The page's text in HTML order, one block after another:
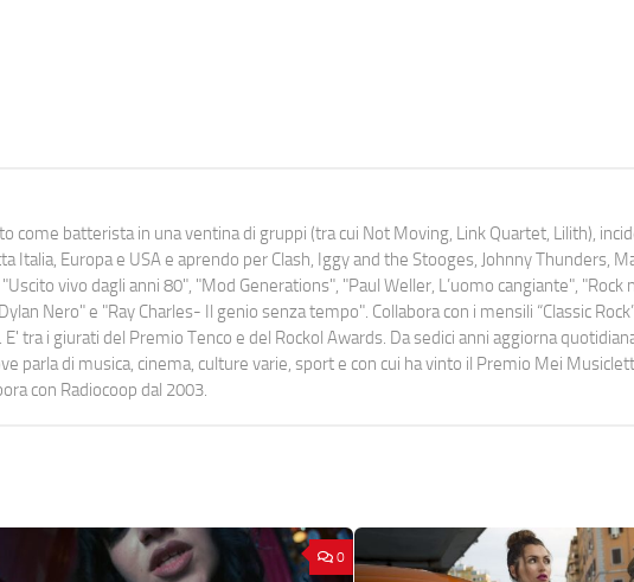
come batterista in una ventina di gruppi (tra cui Not Moving, Link Quartet, Lilith),
Italia, Europa e USA e aprendo per Clash, Iggy and the Stooges, Johnny Thunders,
vivo dagli anni 80", "Mod Generations", "Paul Weller, L’uomo cangiante", "Rock
Nero" e "Ray Charles- Il genio senza tempo". Collabora con i mensili “Classic
E' tra i giurati del Premio Tenco e del Rockol Awards. Da sedici anni aggiorna
parla di musica, cinema, culture varie, sport e con cui ha vinto il Premio Mei
con Radiocoop dal 2003.
0